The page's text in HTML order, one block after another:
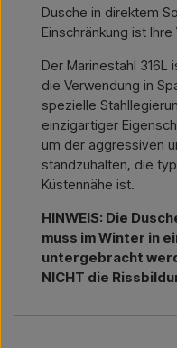
Dusche in direktem
Einschränkung ist Ihre
Der Marinestahl
die Verwendung in
spezielle
einzigartiger
um der aggressiven
standzuhalten, die
Küstennähe ist.
HINWEIS: Die
muss im Winter in
untergebracht
NICHT die